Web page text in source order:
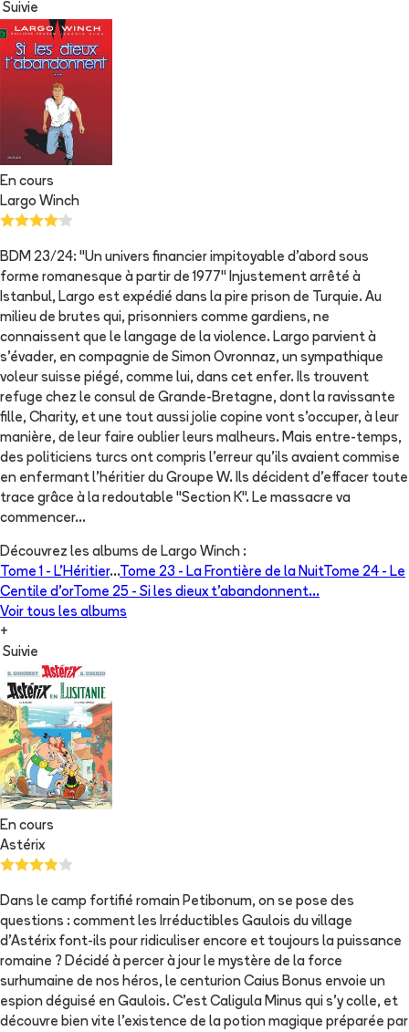
Suivie
En cours
Largo Winch
BDM 23/24: "Un univers financier impitoyable d'abord sous
forme romanesque à partir de 1977" Injustement arrêté à
Istanbul, Largo est expédié dans la pire prison de Turquie. Au
milieu de brutes qui, prisonniers comme gardiens, ne
connaissent que le langage de la violence. Largo parvient à
s'évader, en compagnie de Simon Ovronnaz, un sympathique
voleur suisse piégé, comme lui, dans cet enfer. Ils trouvent
refuge chez le consul de Grande-Bretagne, dont la ravissante
fille, Charity, et une tout aussi jolie copine vont s'occuper, à leur
manière, de leur faire oublier leurs malheurs. Mais entre-temps,
des politiciens turcs ont compris l'erreur qu'ils avaient commise
en enfermant l'héritier du Groupe W. Ils décident d'effacer toute
trace grâce à la redoutable "Section K". Le massacre va
commencer...
Découvrez les albums de Largo Winch :
Tome 1 - L'Héritier...Tome 23 - La Frontière de la NuitTome 24 - Le
Centile d'orTome 25 - Si les dieux t'abandonnent...
Voir tous les albums
+
Suivie
En cours
Astérix
Dans le camp fortifié romain Petibonum, on se pose des
questions : comment les Irréductibles Gaulois du village
d’Astérix font-ils pour ridiculiser encore et toujours la puissance
romaine ? Décidé à percer à jour le mystère de la force
surhumaine de nos héros, le centurion Caius Bonus envoie un
espion déguisé en Gaulois. C’est Caligula Minus qui s’y colle, et
découvre bien vite l’existence de la potion magique préparée par